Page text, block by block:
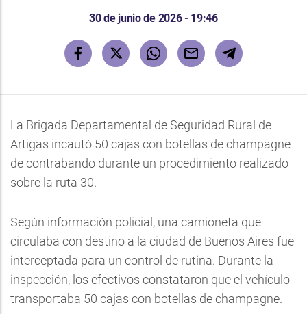
30 de junio de 2026 - 19:46
La Brigada Departamental de Seguridad Rural de
Artigas incautó 50 cajas con botellas de champagne
de contrabando durante un procedimiento realizado
sobre la ruta 30.
Según información policial, una camioneta que
circulaba con destino a la ciudad de Buenos Aires fue
interceptada para un control de rutina. Durante la
inspección, los efectivos constataron que el vehículo
transportaba 50 cajas con botellas de champagne.